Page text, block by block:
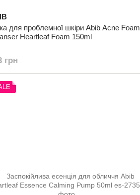
для проблемної шкіри Abib Acne Foam
Heartleaf Foam 150ml
грн